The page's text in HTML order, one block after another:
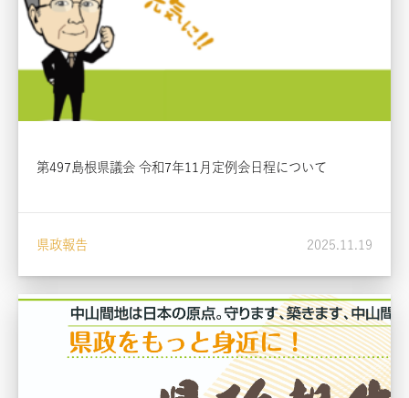
第497島根県議会 令和7年11月定例会日程について
県政報告 2025.11.19